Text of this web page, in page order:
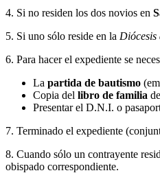
4. Si no residen los dos novios en
5. Si uno sólo reside en la Diócesis
6. Para hacer el expediente se
La partida de bautismo
Copia del libro de familia
Presentar el D.N.I. o
7. Terminado el expediente
8. Cuando sólo un contrayente
obispado correspondiente.